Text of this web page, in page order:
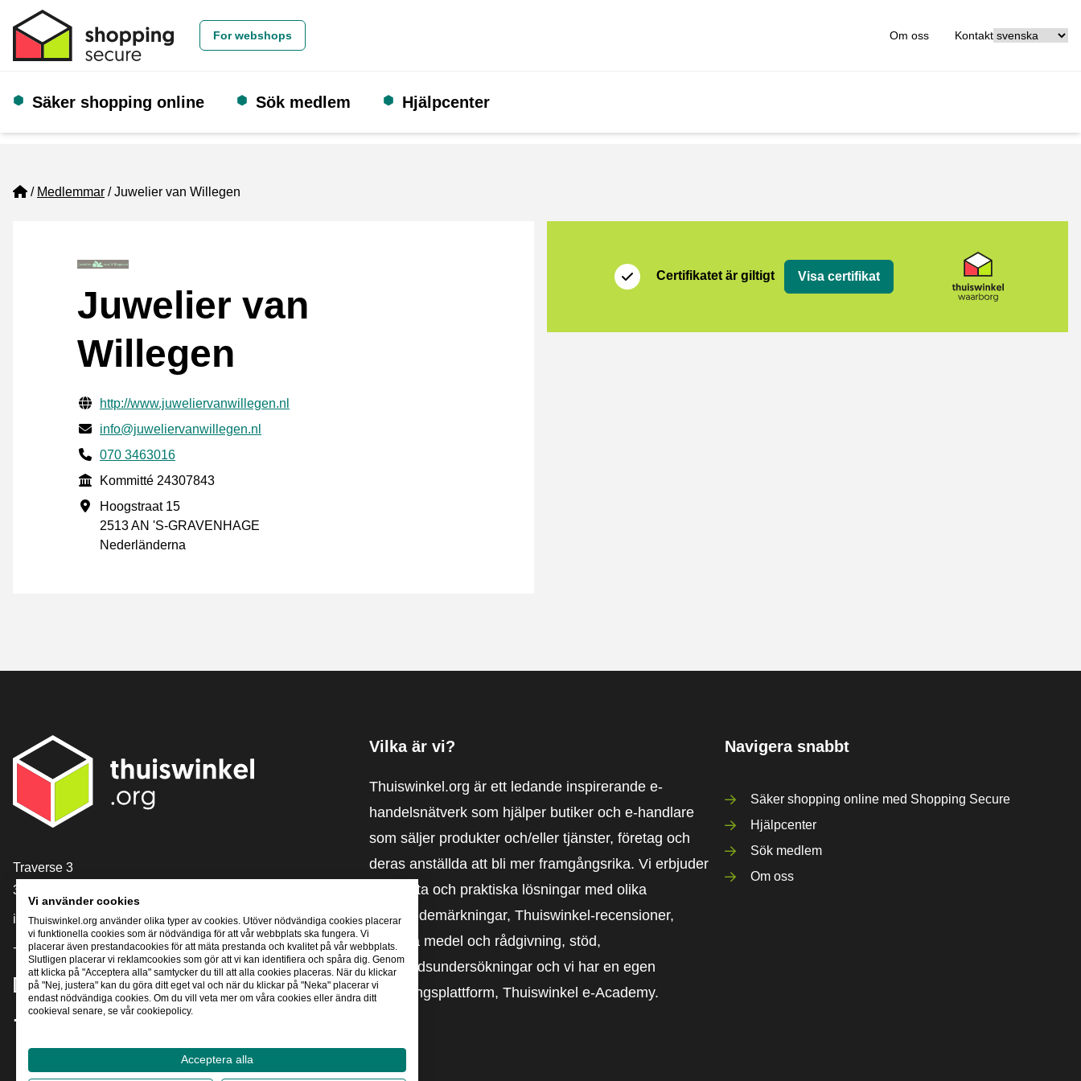
For webshops Om oss Kontakt
Säker shopping online Sök medlem Hjälpcenter
Home
Medlemmar Juwelier van Willegen
Juwelier van
Willegen
Verifierade kontaktuppgifter
Website URL
http://www.juweliervanwillegen.nl
E-post
info@juweliervanwillegen.nl
Phone number
070 3463016
Kommitté
Kommitté 24307843
Företagsadress
Hoogstraat 15
2513 AN 'S-GRAVENHAGE
Nederländerna
Certifikatet är giltigt Visa certifikat
[_General:Contact]
Traverse 3
3905 NL Veenendaal
info@thuiswinkel.org
+31 (0)318 64 85 75
[_General:SocialMediaTitle]
Vilka är vi?
Thuiswinkel.org är ett ledande inspirerande e-
handelsnätverk som hjälper butiker och e-handlare
som säljer produkter och/eller tjänster, företag och
deras anställda att bli mer framgångsrika. Vi erbjuder
relevanta och praktiska lösningar med olika
förtroendemärkningar, Thuiswinkel-recensioner,
rättsliga medel och rådgivning, stöd,
marknadsundersökningar och vi har en egen
utbildningsplattform, Thuiswinkel e-Academy.
Navigera snabbt
Säker shopping online med Shopping Secure
Hjälpcenter
Sök medlem
Om oss
Vi använder cookies
Thuiswinkel.org använder olika typer av cookies. Utöver nödvändiga cookies placerar
vi funktionella cookies som är nödvändiga för att vår webbplats ska fungera. Vi
placerar även prestandacookies för att mäta prestanda och kvalitet på vår webbplats.
Slutligen placerar vi reklamcookies som gör att vi kan identifiera och spåra dig. Genom
att klicka på "Acceptera alla" samtycker du till att alla cookies placeras. När du klickar
på "Nej, justera" kan du göra ditt eget val och när du klickar på "Neka" placerar vi
endast nödvändiga cookies. Om du vill veta mer om våra cookies eller ändra ditt
cookieval senare, se vår cookiepolicy.
Acceptera alla